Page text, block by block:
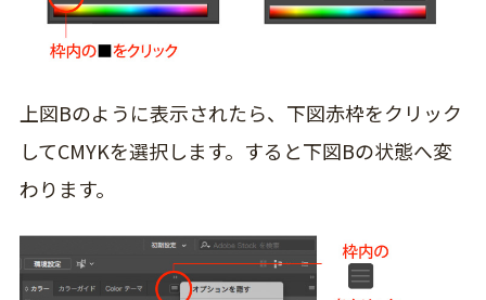
上図Bのように表示されたら、下図赤枠をクリック
してCMYKを選択します。すると下図Bの状態へ変
わります。